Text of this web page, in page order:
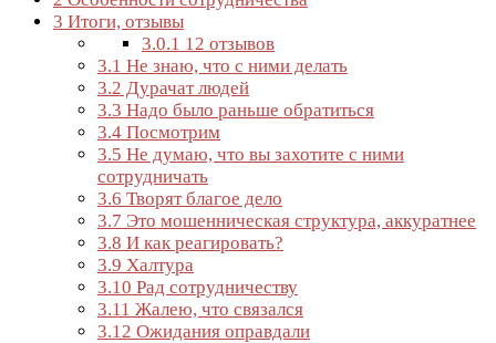
3 Итоги, отзывы
3.0.1 12 отзывов
3.1 Не знаю, что с ними делать
3.2 Дурачат людей
3.3 Надо было раньше обратиться
3.4 Посмотрим
3.5 Не думаю, что вы захотите с ними
сотрудничать
3.6 Творят благое дело
3.7 Это мошенническая структура, аккуратнее
3.8 И как реагировать?
3.9 Халтура
3.10 Рад сотрудничеству
3.11 Жалею, что связался
3.12 Ожидания оправдали